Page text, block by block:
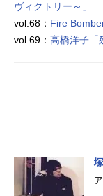
ヴィクトリー～」
vol.68： Fire
vol.69： 高橋洋子「